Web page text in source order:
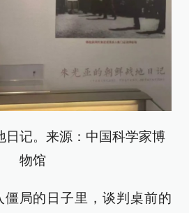
日记。来源：中国科学家博
物馆
局的日子里，谈判桌前的